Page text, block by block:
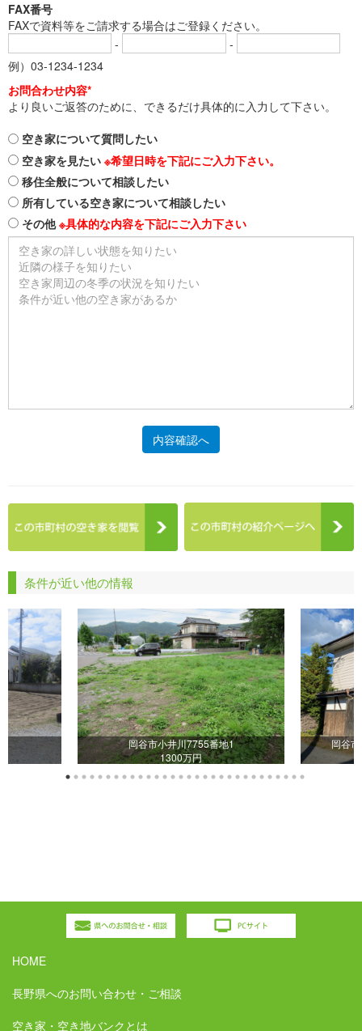
FAX番号
FAXで資料等をご請求する場合はご登録ください。
-
-
例）03-1234-1234
お問合わせ内容*
より良いご返答のために、できるだけ具体的に入力して下さい。
空き家について質問したい
空き家を見たい ※希望日時を下記にご入力下さい。
移住全般について相談したい
所有している空き家について相談したい
その他※具体的な内容を下記にご入力下さい
内容確認へ
条件が近い他の情報
岡谷市小井川7755番地1
1300万円
岡谷
HOME
長野県へのお問い合わせ・ご相談
空き家・空き地バンクとは